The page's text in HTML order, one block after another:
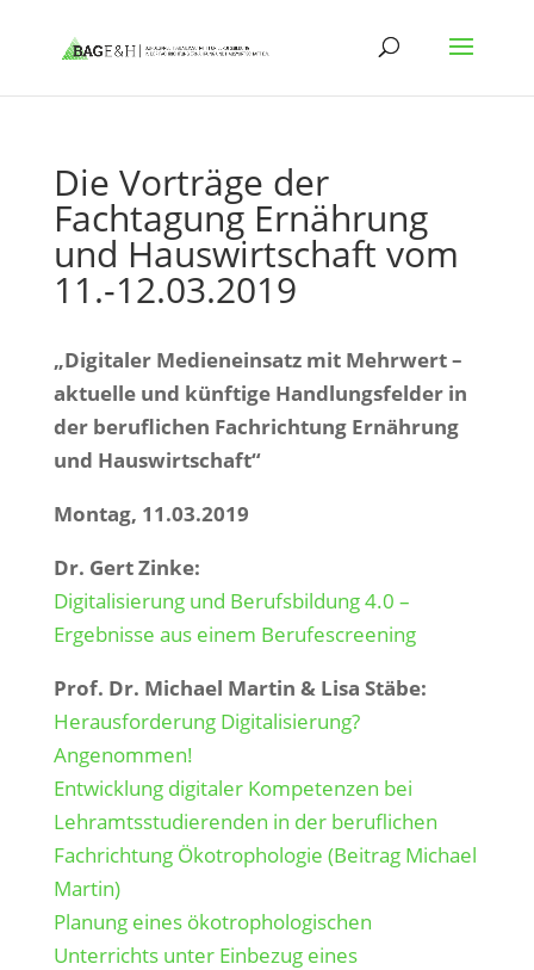
Die Vorträge der
Fachtagung Ernährung
und Hauswirtschaft vom
11.-12.03.2019
„Digitaler Medieneinsatz mit Mehrwert –
aktuelle und künftige Handlungsfelder in
der beruflichen Fachrichtung Ernährung
und Hauswirtschaft“
Montag, 11.03.2019
Dr. Gert Zinke:
Digitalisierung und Berufsbildung 4.0 –
Ergebnisse aus einem Berufescreening
Prof. Dr. Michael Martin & Lisa Stäbe:
Herausforderung Digitalisierung?
Angenommen!
Entwicklung digitaler Kompetenzen bei
Lehramtsstudierenden in der beruflichen
Fachrichtung Ökotrophologie (Beitrag Michael
Martin)
Planung eines ökotrophologischen
Unterrichts unter Einbezug eines